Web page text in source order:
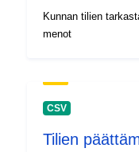
Kunnan tilien
menot
CSV
Tilien